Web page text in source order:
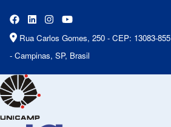
Rua Carlos Gomes, 250 - CEP: 13083-855
- Campinas, SP, Brasil